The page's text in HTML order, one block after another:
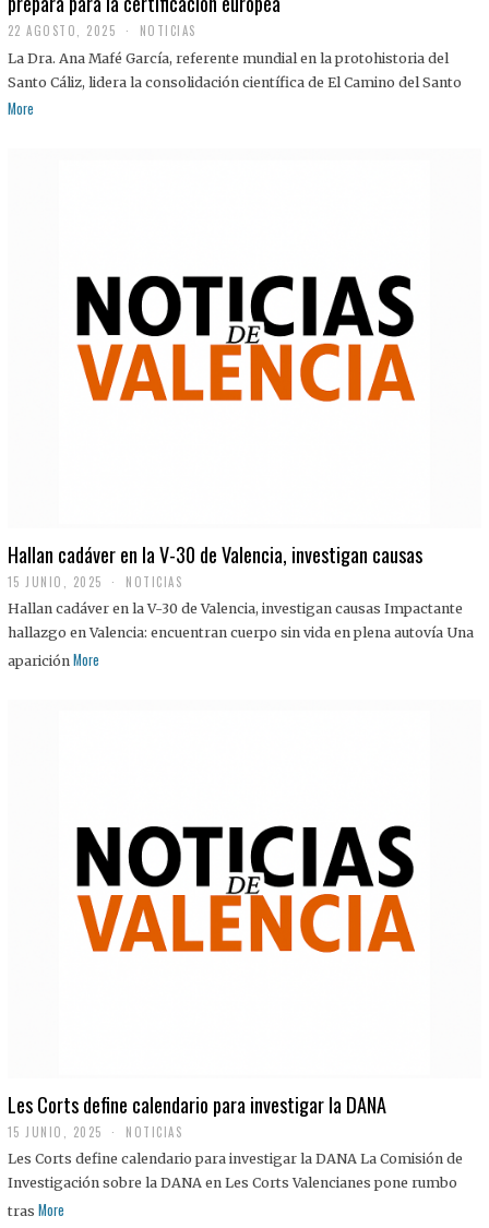
22 AGOSTO, 2025
2
A
G
NOTICIAS
La Dra. Ana Mafé García, referente mundial en la protohistoria del
Santo Cáliz, lidera la consolidación científica de El Camino del Santo
More
Hallan cadáver en la V-30 de Valencia, investigan causas
15 JUNIO, 2025 NOTICIAS
Hallan cadáver en la V-30 de Valencia, investigan causas Impactante
hallazgo en Valencia: encuentran cuerpo sin vida en plena autovía Una
aparición More
Les Corts define calendario para investigar la DANA
15 JUNIO, 2025 NOTICIAS
Les Corts define calendario para investigar la DANA La Comisión de
Investigación sobre la DANA en Les Corts Valencianes pone rumbo
tras More